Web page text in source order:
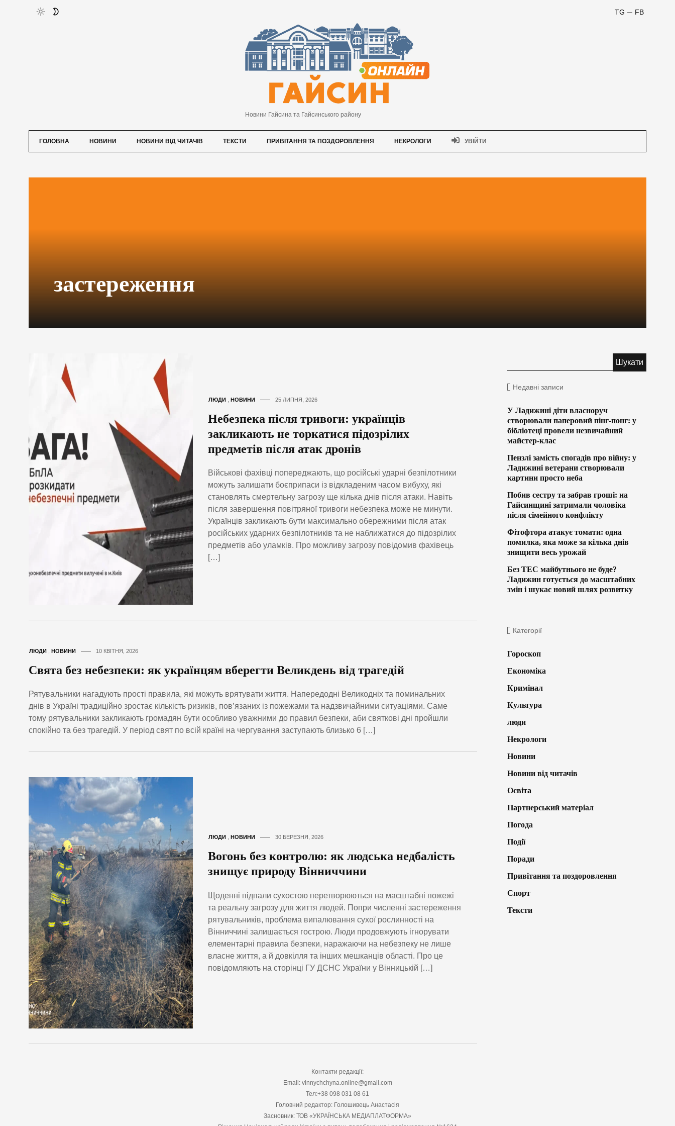
FB
TG
Новини Гайсина та Гайсинського району
ГОЛОВНА НОВИНИ НОВИНИ ВІД ЧИТАЧІВ ТЕКСТИ ПРИВІТАННЯ ТА ПОЗДОРОВЛЕННЯ НЕКРОЛОГИ УВІЙТИ
застереження
ЛЮДИ НОВИНИ 25 ЛИПНЯ, 2026
Небезпека після тривоги: українців
закликають не торкатися підозрілих
предметів після атак дронів
Військові фахівці попереджають, що російські ударні безпілотники
можуть залишати боєприпаси із відкладеним часом вибуху, які
становлять смертельну загрозу ще кілька днів після атаки. Навіть
після завершення повітряної тривоги небезпека може не минути.
Українців закликають бути максимально обережними після атак
російських ударних безпілотників та не наближатися до підозрілих
предметів або уламків. Про можливу загрозу повідомив фахівець
[…]
ЛЮДИ НОВИНИ 10 КВІТНЯ, 2026
Свята без небезпеки: як українцям вберегти Великдень від трагедій
Рятувальники нагадують прості правила, які можуть врятувати життя. Напередодні Великодніх та поминальних
днів в Україні традиційно зростає кількість ризиків, пов’язаних із пожежами та надзвичайними ситуаціями. Саме
тому рятувальники закликають громадян бути особливо уважними до правил безпеки, аби святкові дні пройшли
спокійно та без трагедій. У період свят по всій країні на чергування заступають близько 6 […]
ЛЮДИ , НОВИНИ 30 БЕРЕЗНЯ, 2026
Вогонь без контролю: як людська недбалість
знищує природу Вінниччини
Щоденні підпали сухостою перетворюються на масштабні пожежі
та реальну загрозу для життя людей. Попри численні застереження
рятувальників, проблема випалювання сухої рослинності на
Вінниччині залишається гострою. Люди продовжують ігнорувати
елементарні правила безпеки, наражаючи на небезпеку не лише
власне життя, а й довкілля та інших мешканців області. Про це
повідомляють на сторінці ГУ ДСНС України у Вінницькій […]
Недавні записи
У Ладижині діти власноруч
створювали паперовий пінг-понг: у
бібліотеці провели незвичайний
майстер-клас
Пензлі замість спогадів про війну: у
Ладижині ветерани створювали
картини просто неба
Побив сестру та забрав гроші: на
Гайсинщині затримали чоловіка
після сімейного конфлікту
Фітофтора атакує томати: одна
помилка, яка може за кілька днів
знищити весь урожай
Без ТЕС майбутнього не буде?
Ладижин готується до масштабних
змін і шукає новий шлях розвитку
Категорії
Гороскоп
Економіка
Кримінал
Культура
люди
Некрологи
Новини
Новини від читачів
Освіта
Партнерський матеріал
Погода
Події
Поради
Привітання та поздоровлення
Спорт
Тексти
Контакти редакції:
Email: vinnychchyna.online@gmail.com
Тел:+38 098 031 08 61
Головний редактор: Голошивець Анастасія
Засновник: ТОВ «УКРАЇНСЬКА МЕДІАПЛАТФОРМА»